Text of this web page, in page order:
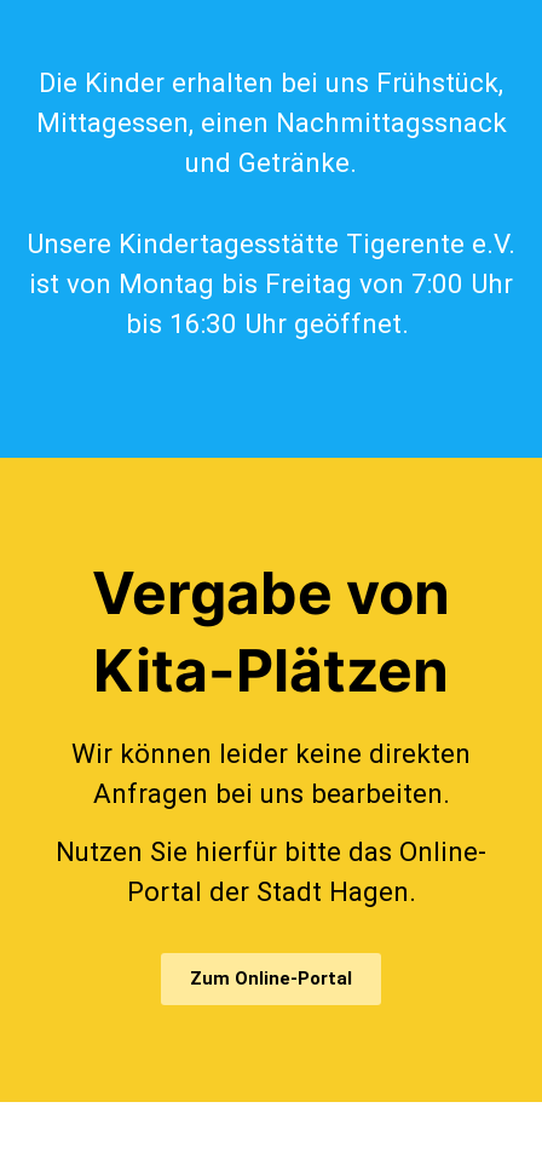
Die Kinder erhalten bei uns Frühstück,
Mittagessen, einen Nachmittagssnack
und Getränke.
Unsere Kindertagesstätte Tigerente e.V.
ist von Montag bis Freitag von 7:00 Uhr
bis 16:30 Uhr geöffnet. ​
Vergabe von
Kita-Plätzen
Wir können leider keine direkten
Anfragen bei uns bearbeiten.
Nutzen Sie hierfür bitte das Online-
Portal der Stadt Hagen.
Zum Online-Portal